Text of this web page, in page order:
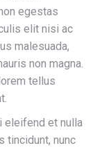
egestas
elit nisi ac
malesuada,
non magna.
tellus
eleifend et nulla
tincidunt, nunc